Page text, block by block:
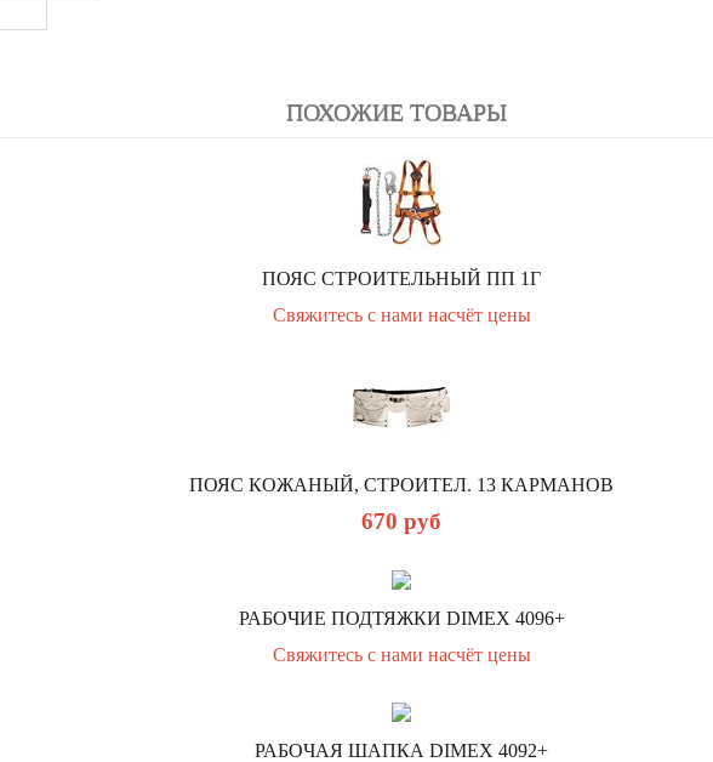
ПОХОЖИЕ ТОВАРЫ
ПОЯС СТРОИТЕЛЬНЫЙ ПП 1Г
Свяжитесь с нами насчёт цены
ПОЯС КОЖАНЫЙ, СТРОИТЕЛ. 13 КАРМАНОВ
670 руб
РАБОЧИЕ ПОДТЯЖКИ DIMEX 4096+
Свяжитесь с нами насчёт цены
РАБОЧАЯ ШАПКА DIMEX 4092+